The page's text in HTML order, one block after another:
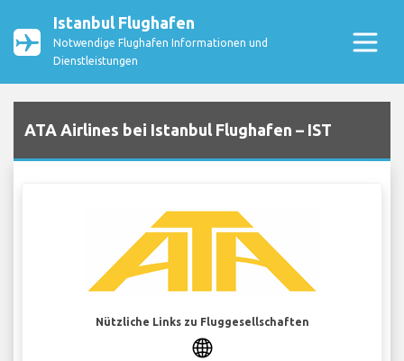
Istanbul Flughafen
Notwendige Flughafen Informationen und
Dienstleistungen
ATA Airlines bei Istanbul Flughafen – IST
Nützliche Links zu Fluggesellschaften